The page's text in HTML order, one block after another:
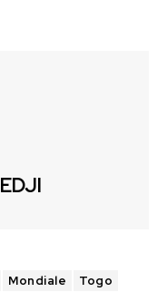
Mondiale Togo